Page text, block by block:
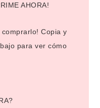
AHORA!
Copia y
para ver cómo